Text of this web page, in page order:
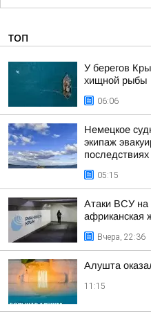
ТОП
У берегов
хищной рыбы
06:06
Немецкое
экипаж
последствиях
05:15
Атаки ВСУ на
африканская
Вчера, 22:36
Алушта
11:15